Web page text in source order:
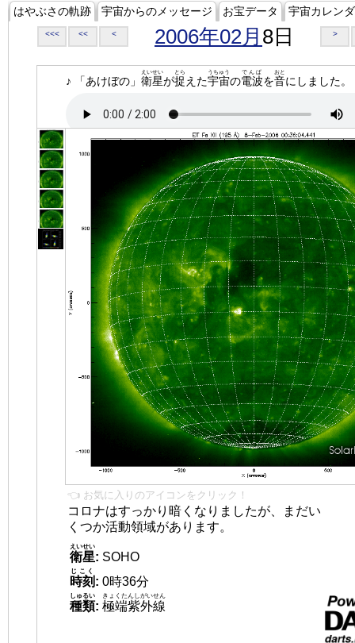
はやぶさの軌跡 宇宙からのメッセージ お宝データ 宇宙カレン
<<< << < 2006年02月 8日 >
♪ 「あけぼの」 衛星
えいせい
が捉
とら
えた宇宙
うちゅう
の電波
でんぱ
を音
おと
にしました。
👈 お気に入りのアイコンをクリック！
コロナはすっかり暗くなりましたが、まだい
くつか活動領域があります。
衛星
えいせい
: SOHO
時刻
じこく
: 0時36分
種類
しゅるい
: 極端紫外線
きょくたんしがいせん